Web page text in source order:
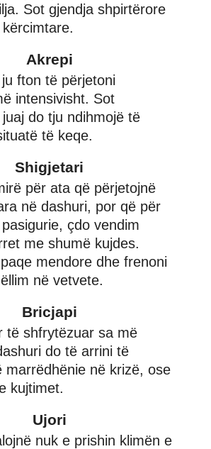
Sot gjendja shpirtërore
Akrepi
fton të përjetoni
intensivisht. Sot
do tju ndihmojë të
të keqe.
Shigjetari
për ata që përjetojnë
në dashuri, por që për
çdo vendim
me shumë kujdes.
mendore dhe frenoni
në vetvete.
Bricjapi
të shfrytëzuar sa më
do të arrini të
marrëdhënie në krizë, ose
kujtimet.
Ujori
nuk e prishin klimën e